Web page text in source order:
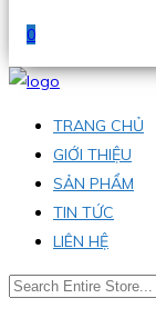
0
TRANG CHỦ
GIỚI THIỆU
SẢN PHẨM
TIN TỨC
LIÊN HỆ